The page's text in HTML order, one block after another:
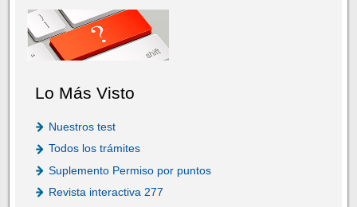
Lo Más Visto
Nuestros test
Todos los trámites
Suplemento Permiso por puntos
Revista interactiva 277